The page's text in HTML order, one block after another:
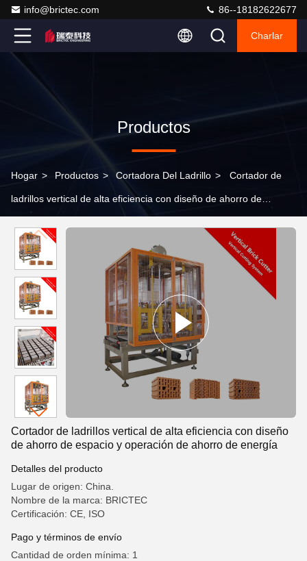
info@brictec.com 86--18182622677
Charlar
Productos
Hogar > Productos > Cortadora Del Ladrillo > Cortador de
ladrillos vertical de alta eficiencia con diseño de ahorro de
Cortador de ladrillos vertical de alta eficiencia con diseño
de ahorro de espacio y operación de ahorro de energía
Detalles del producto
Lugar de origen: China.
Nombre de la marca: BRICTEC
Certificación: CE, ISO
Pago y términos de envío
Cantidad de orden mínima: 1